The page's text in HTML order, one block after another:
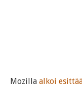
Mozilla alkoi